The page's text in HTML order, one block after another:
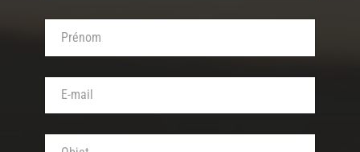
Votre prénom (obligatoire)
Votre adresse de messagerie (obligatoire)
Objet de votre message (obligatoire)